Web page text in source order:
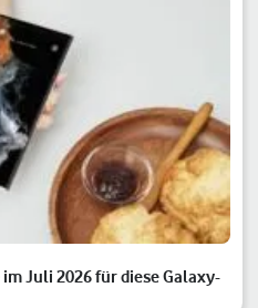
Juli 2026 für diese Galaxy-